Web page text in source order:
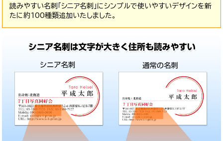
読みやすい名刺「シニア名刺」にシンプルで使いやすいデザインを新
たに約100種類追加いたしました。